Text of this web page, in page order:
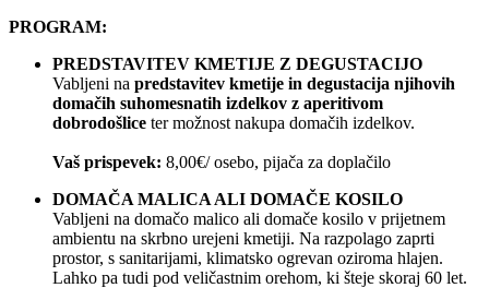
PROGRAM:
PREDSTAVITEV KMETIJE Z DEGUSTACIJO
Vabljeni na predstavitev kmetije in degustacija njihovih
domačih suhomesnatih izdelkov z aperitivom
dobrodošlice ter možnost nakupa domačih izdelkov.
Vaš prispevek: 8,00€/ osebo, pijača za doplačilo
DOMAČA MALICA ALI DOMAČE KOSILO
Vabljeni na domačo malico ali domače kosilo v prijetnem
ambientu na skrbno urejeni kmetiji. Na razpolago zaprti
prostor, s sanitarijami, klimatsko ogrevan oziroma hlajen.
Lahko pa tudi pod veličastnim orehom, ki šteje skoraj 60 let.